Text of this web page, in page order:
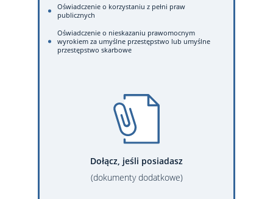
Oświadczenie o korzystaniu z pełni praw
publicznych
Oświadczenie o nieskazaniu prawomocnym
wyrokiem za umyślne przestępstwo lub umyślne
przestępstwo skarbowe
Dołącz, jeśli posiadasz
(dokumenty dodatkowe)